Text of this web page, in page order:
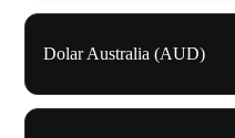
Dolar Australia (AUD)